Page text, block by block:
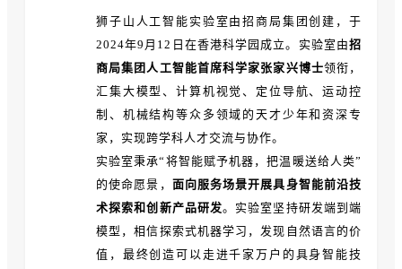
狮子山人工智能实验室由招商局集团创建，于
2024年9月12日在香港科学园成立。实验室由招
商局集团人工智能首席科学家张家兴博士领衔，
汇集大模型、计算机视觉、定位导航、运动控
制、机械结构等众多领域的天才少年和资深专
家，实现跨学科人才交流与协作。
实验室秉承“将智能赋予机器，把温暖送给人类”
的使命愿景， 面向服务场景开展具身智能前沿技
术探索和创新产品研发。实验室坚持研发端到端
模型，相信探索式机器学习，发现自然语言的价
值，最终创造可以走进千家万户的具身智能技